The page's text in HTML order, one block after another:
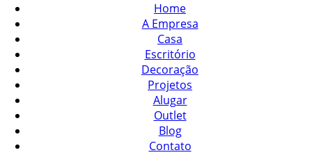
Home
A Empresa
Casa
Escritório
Decoração
Projetos
Alugar
Outlet
Blog
Contato